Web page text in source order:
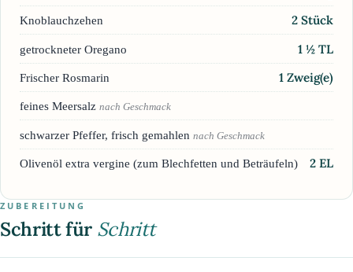
Knoblauchzehen 2 Stück
getrockneter Oregano 1 ½ TL
Frischer Rosmarin 1 Zweig(e)
feines Meersalz nach Geschmack
schwarzer Pfeffer, frisch gemahlen nach Geschmack
Olivenöl extra vergine (zum Blechfetten und Beträufeln) 2 EL
ZUBEREITUNG
Schritt für Schritt